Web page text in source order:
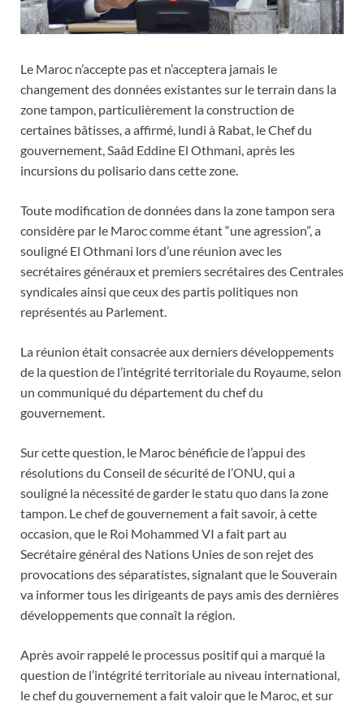
Le Maroc n’accepte pas et n’acceptera jamais le
changement des données existantes sur le terrain dans la
zone tampon, particulièrement la construction de
certaines bâtisses, a affirmé, lundi à Rabat, le Chef du
gouvernement, Saâd Eddine El Othmani, après les
incursions du polisario dans cette zone.
Toute modification de données dans la zone tampon sera
considère par le Maroc comme étant “une agression”, a
souligné El Othmani lors d’une réunion avec les
secrétaires généraux et premiers secrétaires des Centrales
syndicales ainsi que ceux des partis politiques non
représentés au Parlement.
La réunion était consacrée aux derniers développements
de la question de l’intégrité territoriale du Royaume, selon
un communiqué du département du chef du
gouvernement.
Sur cette question, le Maroc bénéficie de l’appui des
résolutions du Conseil de sécurité de l’ONU, qui a
souligné la nécessité de garder le statu quo dans la zone
tampon. Le chef de gouvernement a fait savoir, à cette
occasion, que le Roi Mohammed VI a fait part au
Secrétaire général des Nations Unies de son rejet des
provocations des séparatistes, signalant que le Souverain
va informer tous les dirigeants de pays amis des dernières
développements que connaît la région.
Après avoir rappelé le processus positif qui a marqué la
question de l’intégrité territoriale au niveau international,
le chef du gouvernement a fait valoir que le Maroc, et sur